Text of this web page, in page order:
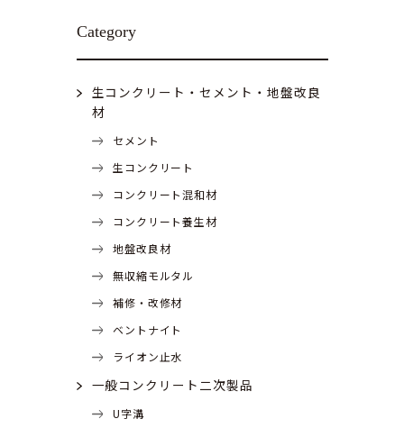
Category
生コンクリート・セメント・地盤改良
材
セメント
生コンクリート
コンクリート混和材
コンクリート養生材
地盤改良材
無収縮モルタル
補修・改修材
ベントナイト
ライオン止水
一般コンクリート二次製品
U字溝